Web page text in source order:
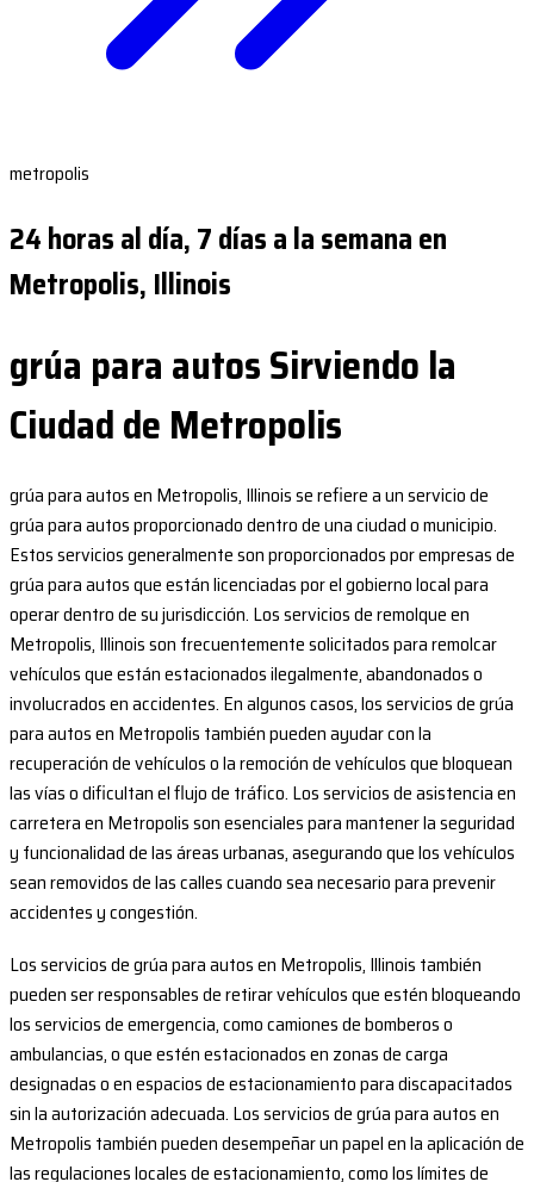
metropolis
24 horas al día, 7 días a la semana en
Metropolis, Illinois
grúa para autos Sirviendo la
Ciudad de Metropolis
grúa para autos en Metropolis, Illinois se refiere a un servicio de
grúa para autos proporcionado dentro de una ciudad o municipio.
Estos servicios generalmente son proporcionados por empresas de
grúa para autos que están licenciadas por el gobierno local para
operar dentro de su jurisdicción. Los servicios de remolque en
Metropolis, Illinois son frecuentemente solicitados para remolcar
vehículos que están estacionados ilegalmente, abandonados o
involucrados en accidentes. En algunos casos, los servicios de grúa
para autos en Metropolis también pueden ayudar con la
recuperación de vehículos o la remoción de vehículos que bloquean
las vías o dificultan el flujo de tráfico. Los servicios de asistencia en
carretera en Metropolis son esenciales para mantener la seguridad
y funcionalidad de las áreas urbanas, asegurando que los vehículos
sean removidos de las calles cuando sea necesario para prevenir
accidentes y congestión.
Los servicios de grúa para autos en Metropolis, Illinois también
pueden ser responsables de retirar vehículos que estén bloqueando
los servicios de emergencia, como camiones de bomberos o
ambulancias, o que estén estacionados en zonas de carga
designadas o en espacios de estacionamiento para discapacitados
sin la autorización adecuada. Los servicios de grúa para autos en
Metropolis también pueden desempeñar un papel en la aplicación de
las regulaciones locales de estacionamiento, como los límites de